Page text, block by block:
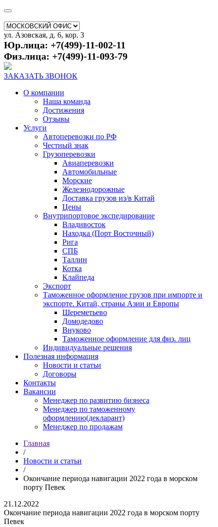
ул. Азовская, д. 6, кор. 3
Юр.лица: +7(499)-11-002-11
Физ.лица: +7(499)-11-093-79
ЗАКАЗАТЬ ЗВОНОК
О компании
Наша команда
Достижения
Отзывы
Услуги
Автоперевозки по РФ
Честный знак
Грузоперевозки
Авиаперевозки
Автомобильные
Морские
Железнодорожные
Доставка грузов из/в Китай
Цены
Внутрипортовое экспедирование
Владивосток
Находка (Порт Восточный)
Рига
СПБ
Таллин
Котка
Клайпеда
Экспорт
Таможенное оформление грузов при импорте и
экспорте. Китай, страны Азии и Европы
Шереметьево
Домодедово
Внуково
Таможенное оформление для физ. лиц
Индивидуальные решения
Полезная информация
Новости и статьи
Договоры
Контакты
Вакансии
Менеджер по развитию бизнеса
Менеджер по таможенному
оформлению(декларант)
Менеджер по продажам
Главная
/
Новости и статьи
/
Окончание периода навигации 2022 года в морском
порту Певек
21.12.2022
Окончание периода навигации 2022 года в морском порту
Певек